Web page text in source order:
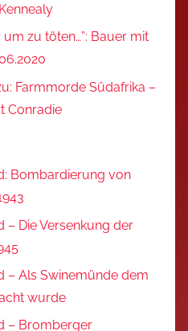
um zu töten…”: Bauer mit
Farmmorde Südafrika –
Conradie
Bombardierung von
– Die Versenkung der
– Als Swinemünde dem
wurde
– Bromberger